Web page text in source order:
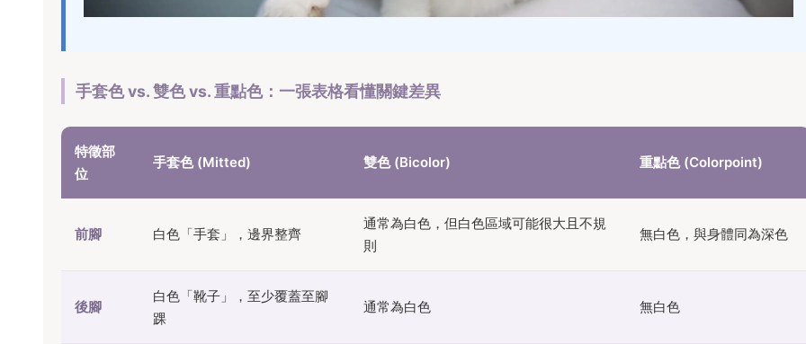
手套色 vs. 雙色 vs. 重點色：一張表格看懂關鍵差異
特徵部
位
手套色 (Mitted) 雙色 (Bicolor) 重點色 (Colorpoint)
前腳 白色「手套」，邊界整齊
通常為白色，但白色區域可能很大且不規
則
無白色，與身體同為深色
後腳
白色「靴子」，至少覆蓋至腳
踝
通常為白色 無白色